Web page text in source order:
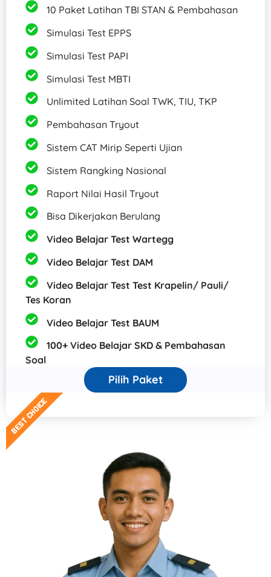
10 Paket Latihan TBI STAN & Pembahasan
Simulasi Test EPPS
Simulasi Test PAPI
Simulasi Test MBTI
Unlimited Latihan Soal TWK, TIU, TKP​
Pembahasan Tryout
Sistem CAT Mirip Seperti Ujian
Sistem Rangking Nasional
Raport Nilai Hasil Tryout
Bisa Dikerjakan Berulang
Video Belajar Test Wartegg
Video Belajar Test DAM
Video Belajar Test Test Krapelin/ Pauli/
Tes Koran
Video Belajar Test BAUM
100+ Video Belajar SKD & Pembahasan
Soal
Pilih Paket
BEST CHOICE